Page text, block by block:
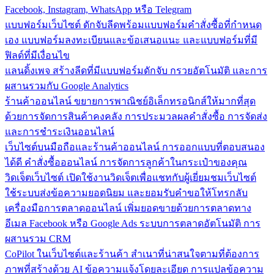
Facebook, Instagram, WhatsApp หรือ Telegram
แบบฟอร์มเว็บไซต์ ดักจับลีดพร้อมแบบฟอร์มคำสั่งซื้อที่กำหนด
เอง แบบฟอร์มลงทะเบียนและข้อเสนอแนะ และแบบฟอร์มที่มี
ฟิลด์ที่มีเงื่อนไข
แลนดิ้งเพจ สร้างลีดที่มีแบบฟอร์มดักจับ กรวยอัตโนมัติ และการ
ผสานรวมกับ Google Analytics
ร้านค้าออนไลน์ ขยายการพาณิชย์อิเล็กทรอนิกส์ให้มากที่สุด
ด้วยการจัดการสินค้าคงคลัง การประมวลผลคำสั่งซื้อ การจัดส่ง
และการชำระเงินออนไลน์
เว็บไซต์บนมือถือและร้านค้าออนไลน์ การออกแบบที่ตอบสนอง
ได้ดี คำสั่งซื้อออนไลน์ การจัดการลูกค้าในกระเป๋าของคุณ
วิดเจ็ตเว็บไซต์ เปิดใช้งานวิดเจ็ตเพื่อแชทกับผู้เยี่ยมชมเว็บไซต์
ใช้ระบบส่งข้อความยอดนิยม และยอมรับคำขอให้โทรกลับ
เครื่องมือการตลาดออนไลน์ เพิ่มยอดขายด้วยการตลาดทาง
อีเมล Facebook หรือ Google Ads ระบบการตลาดอัตโนมัติ การ
ผสานรวม CRM
CoPilot ในเว็บไซต์และร้านค้า สำเนาที่น่าสนใจตามที่ต้องการ
ภาพที่สร้างด้วย AI ข้อความแจ้งโดยละเอียด การแปลข้อความ